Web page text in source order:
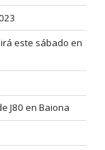
este sábado en
J80 en Baiona